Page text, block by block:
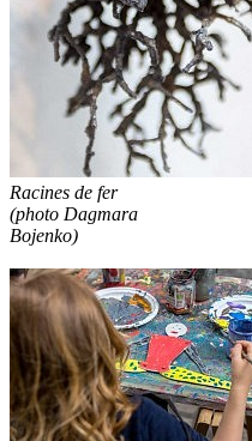
Racines de fer
(photo Dagmara
Bojenko)